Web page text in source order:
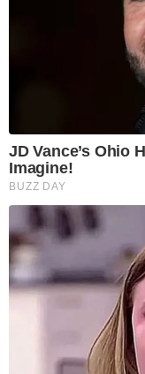
JD Vance’s Ohio
Imagine!
BUZZ DAY